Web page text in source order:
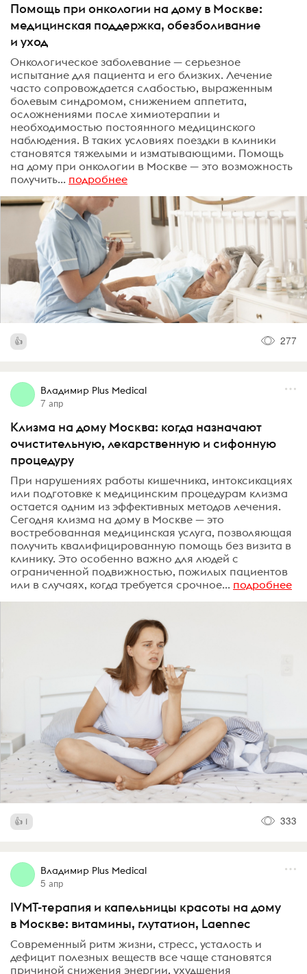
Помощь при онкологии на дому в Москве:
медицинская поддержка, обезболивание
и уход
Онкологическое заболевание — серьезное
испытание для пациента и его близких. Лечение
часто сопровождается слабостью, выраженным
болевым синдромом, снижением аппетита,
осложнениями после химиотерапии и
необходимостью постоянного медицинского
наблюдения. В таких условиях поездки в клиники
становятся тяжелыми и изматывающими. Помощь
на дому при онкологии в Москве — это возможность
получить... подробнее
277
Владимир Plus Medical
7 апр
Клизма на дому Москва: когда назначают
очистительную, лекарственную и сифонную
процедуру
При нарушениях работы кишечника, интоксикациях
или подготовке к медицинским процедурам клизма
остается одним из эффективных методов лечения.
Сегодня клизма на дому в Москве — это
востребованная медицинская услуга, позволяющая
получить квалифицированную помощь без визита в
клинику. Это особенно важно для людей с
ограниченной подвижностью, пожилых пациентов
или в случаях, когда требуется срочное... подробнее
1 333
Владимир Plus Medical
5 апр
IVMT-терапия и капельницы красоты на дому
в Москве: витамины, глутатион, Laennec
Современный ритм жизни, стресс, усталость и
дефицит полезных веществ все чаще становятся
причиной снижения энергии, ухудшения